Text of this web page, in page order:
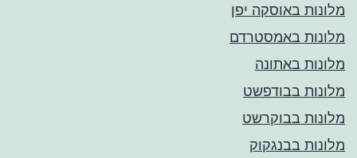
מלונות באוסקה יפן
מלונות באמסטרדם
מלונות באתונה
מלונות בבודפשט
מלונות בבוקרשט
מלונות בבנגקוק